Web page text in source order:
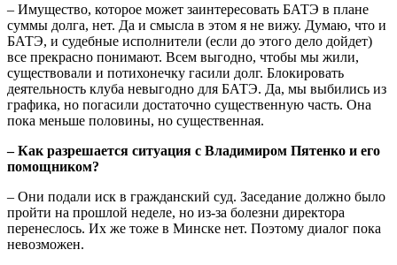
– Имущество, которое может заинтересовать БАТЭ в плане
суммы долга, нет. Да и смысла в этом я не вижу. Думаю, что и
БАТЭ, и судебные исполнители (если до этого дело дойдет)
все прекрасно понимают. Всем выгодно, чтобы мы жили,
существовали и потихонечку гасили долг. Блокировать
деятельность клуба невыгодно для БАТЭ. Да, мы выбились из
графика, но погасили достаточно существенную часть. Она
пока меньше половины, но существенная.
– Как разрешается ситуация с Владимиром Пятенко и его
помощником?
– Они подали иск в гражданский суд. Заседание должно было
пройти на прошлой неделе, но из-за болезни директора
перенеслось. Их же тоже в Минске нет. Поэтому диалог пока
невозможен.